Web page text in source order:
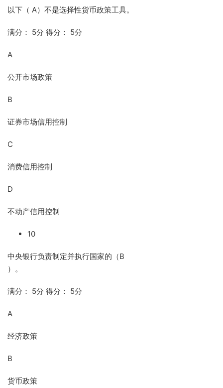
以下（ A）不是选择性货币政策工具。
满分： 5分 得分： 5分
A
公开市场政策
B
证券市场信用控制
C
消费信用控制
D
不动产信用控制
10
中央银行负责制定并执行国家的（B
）。
满分： 5分 得分： 5分
A
经济政策
B
货币政策